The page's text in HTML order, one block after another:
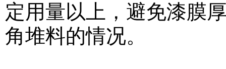
定用量以上，避免漆膜
角堆料的情况。